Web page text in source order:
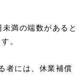
満の端数があると
。
者には、休業補償